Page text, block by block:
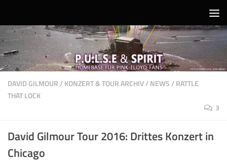
DAVID GILMOUR/KONZERT & TOUR ARCHIV/NEWS/RATTLE
THAT LOCK
3
David Gilmour Tour 2016: Drittes Konzert in
Chicago